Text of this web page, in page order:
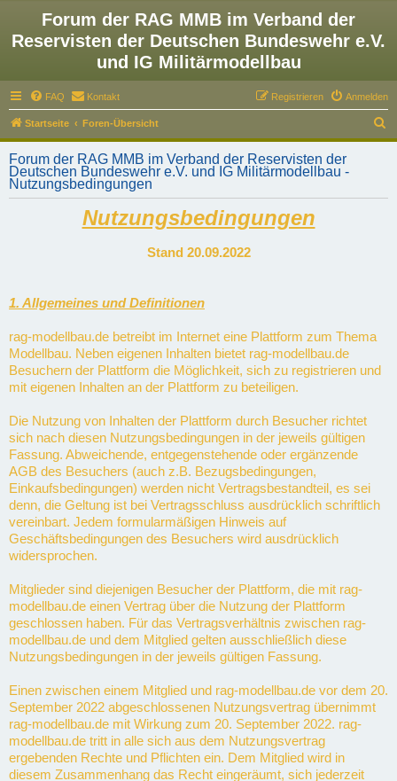
Forum der RAG MMB im Verband der
Reservisten der Deutschen Bundeswehr e.V.
und IG Militärmodellbau
FAQ Kontakt Anmelden
Registrieren
Startseite Foren-Übersicht
u
Forum der RAG MMB im Verband der Reservisten der
Deutschen Bundeswehr e.V. und IG Militärmodellbau -
Nutzungsbedingungen
Nutzungsbedingungen
Stand 20.09.2022
1. Allgemeines und Definitionen
rag-modellbau.de betreibt im Internet eine Plattform zum Thema
Modellbau. Neben eigenen Inhalten bietet rag-modellbau.de
Besuchern der Plattform die Möglichkeit, sich zu registrieren und
mit eigenen Inhalten an der Plattform zu beteiligen.
Die Nutzung von Inhalten der Plattform durch Besucher richtet
sich nach diesen Nutzungsbedingungen in der jeweils gültigen
Fassung. Abweichende, entgegenstehende oder ergänzende
AGB des Besuchers (auch z.B. Bezugsbedingungen,
Einkaufsbedingungen) werden nicht Vertragsbestandteil, es sei
denn, die Geltung ist bei Vertragsschluss ausdrücklich schriftlich
vereinbart. Jedem formularmäßigen Hinweis auf
Geschäftsbedingungen des Besuchers wird ausdrücklich
widersprochen.
Mitglieder sind diejenigen Besucher der Plattform, die mit rag-
modellbau.de einen Vertrag über die Nutzung der Plattform
geschlossen haben. Für das Vertragsverhältnis zwischen rag-
modellbau.de und dem Mitglied gelten ausschließlich diese
Nutzungsbedingungen in der jeweils gültigen Fassung.
Einen zwischen einem Mitglied und rag-modellbau.de vor dem 20.
September 2022 abgeschlossenen Nutzungsvertrag übernimmt
rag-modellbau.de mit Wirkung zum 20. September 2022. rag-
modellbau.de tritt in alle sich aus dem Nutzungsvertrag
ergebenden Rechte und Pflichten ein. Dem Mitglied wird in
diesem Zusammenhang das Recht eingeräumt, sich jederzeit